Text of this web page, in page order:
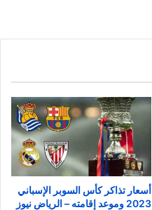
أسعار تذاكر كأس السوبر الإسباني
2023 وموعد إقامته – الرياض نيوز